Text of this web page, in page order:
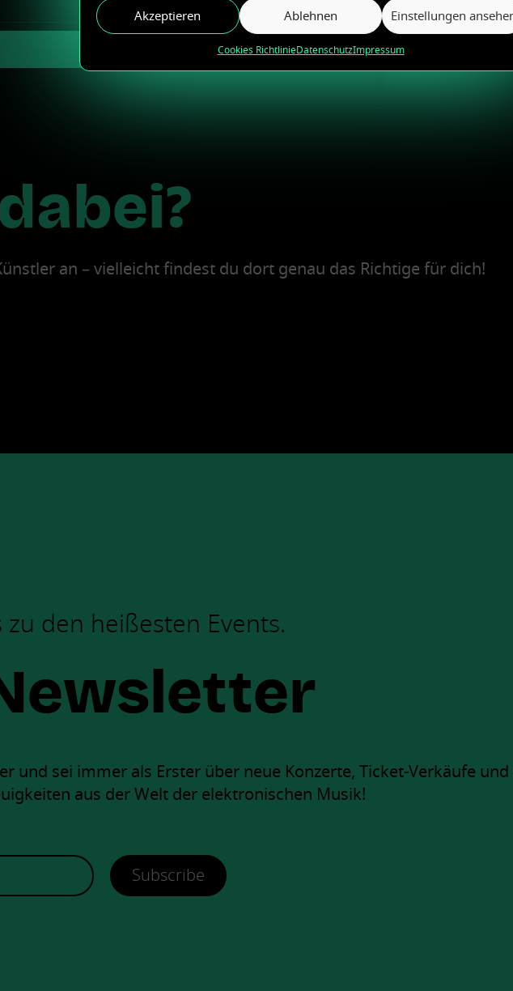
Akzeptieren Ablehnen Einstellungen
Cookies RichtlinieDatenschutzImpressum
REQUEST A SHOW
an – vielleicht findest du dort genau das Richtige für dich!
den heißesten Events.
und sei immer als Erster über neue Konzerte, Ticket-Verkäufe
aus der Welt der elektronischen Musik!
Subscribe